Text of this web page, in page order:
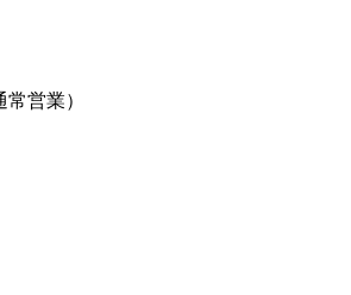
営業）